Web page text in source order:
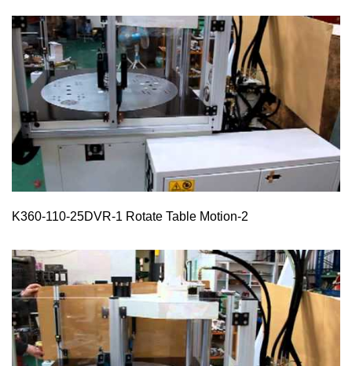
K360-110-25DVR-1 Rotate Table Motion-2